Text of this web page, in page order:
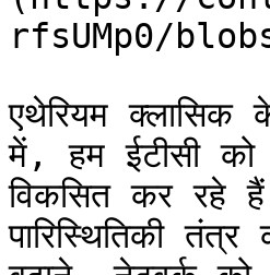
rfsUMp0/
एथेरियम क्लासिक
में, हम ईटीसी
विकसित कर रहे
पारिस्थितिकी